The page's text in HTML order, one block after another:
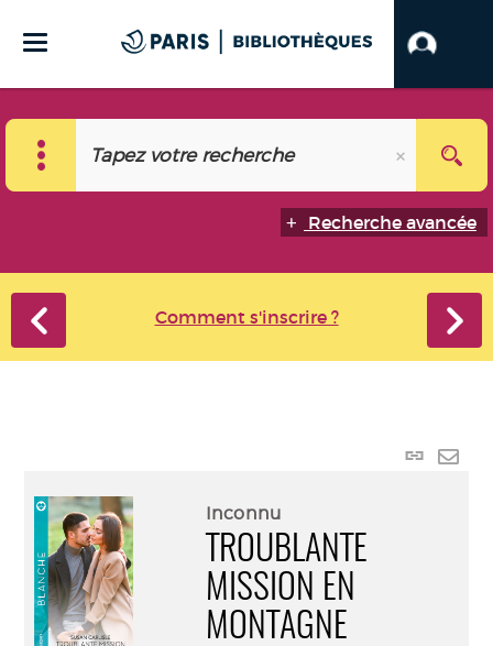
Recherche avancée
Comment s'inscrire ?
Lien
Inconnu
TROUBLANTE
MISSION EN
MONTAGNE